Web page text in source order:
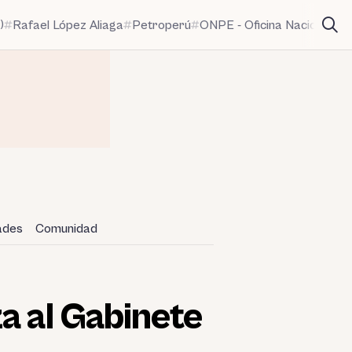
Rafael López Aliaga Petroperú ONPE - Oficina Nacional
Comunidad
al Gabinete